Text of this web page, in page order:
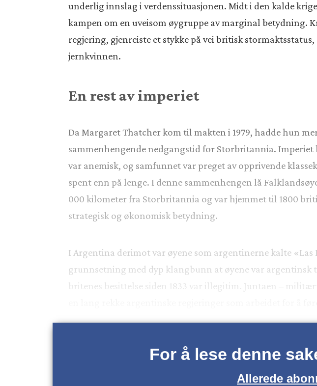
underlig innslag i verdenssituasjonen. Midt i den kalde
kampen om en uveisom øygruppe av marginal
regjering, gjenreiste et stykke på vei britisk
jernkvinnen.
En rest av imperiet
Da Margaret Thatcher kom til makten i 1979, hadde hun
sammenhengende nedgangstid for Storbritannia.
var anemisk, og samfunnet var preget av opprivende
spent enn på lenge. I denne sammenhengen lå
000 kilometer fra Storbritannia og var hjemmet til 1800
strategisk og økonomisk betydning.
I Argentina derimot var øyene som argentinerne kalte
grunnsetning med dyp klangbunn at øyene var
britenes besittelse siden 1833 var illegitim. Juntaen
For å lese denne
Allerede